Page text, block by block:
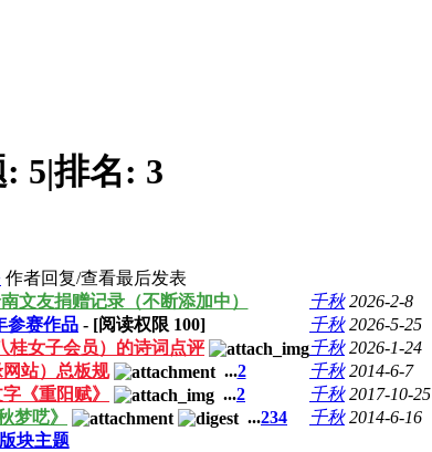
5|排名: 3
作者回复/查看最后发表
南文友捐赠记录（不断添加中） 千秋 2026-2-8
参赛作品 - [阅读权限 100] 千秋 2026-5-25
桂女子会员）的诗词点评 千秋 2026-1-24
网站）总板规 ...2 千秋 2014-6-7
《重阳赋》 ...2 千秋 2017-10-25
梦呓》 ...234 千秋 2014-6-16
版块主题